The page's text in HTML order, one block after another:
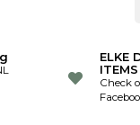
ELKE
ITEMS
Check